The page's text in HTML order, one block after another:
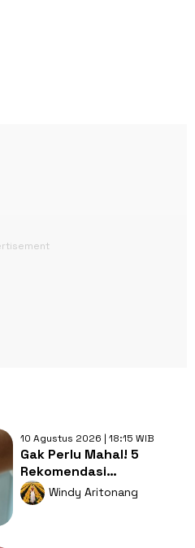
10 Agustus 2026 | 18:15 WIB
Gak Perlu Mahal! 5
Rekomendasi
Smartwatch Berkualitas
dan Ramah di Kantong
Windy Aritonang